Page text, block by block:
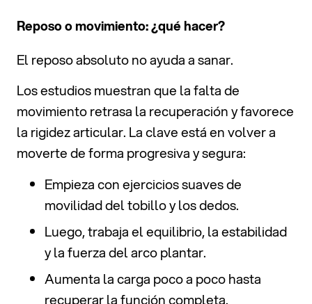
Reposo o movimiento: ¿qué hacer?
El reposo absoluto no ayuda a sanar.
Los estudios muestran que la falta de
movimiento retrasa la recuperación y favorece
la rigidez articular. La clave está en volver a
moverte de forma progresiva y segura:
Empieza con ejercicios suaves de
movilidad del tobillo y los dedos.
Luego, trabaja el equilibrio, la estabilidad
y la fuerza del arco plantar.
Aumenta la carga poco a poco hasta
recuperar la función completa.